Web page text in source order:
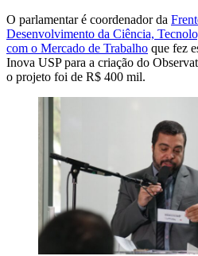
O parlamentar é coordenador da
Desenvolvimento da Ciência,
com o Mercado de Trabalho que fez
Inova USP para a criação do
o projeto foi de R$ 400 mil.